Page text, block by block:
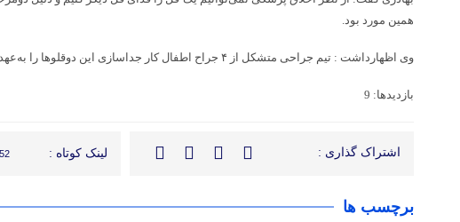
همین مورد بود.
وی اظهارداشت : تیم جراحی متشکل از ۴ جراح اطفال کار جداسازی این دوقلوها را به‌عهده داشتند.
بازدیدها: 9
اشتراک گذاری : لینک کوتاه :
برچسب ها